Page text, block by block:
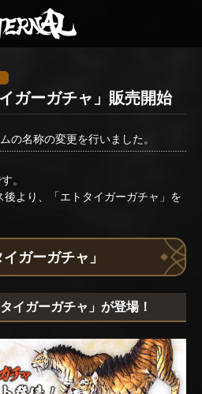
ガーガチャ」販売開始
の名称の変更を行いました。
。
より、「エトタイガーガチャ」を
イガーガチャ」
イガーガチャ」が登場！